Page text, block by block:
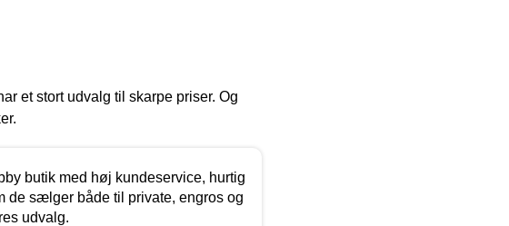
et stort udvalg til skarpe priser. Og
butik med høj kundeservice, hurtig
de sælger både til private, engros og
udvalg.